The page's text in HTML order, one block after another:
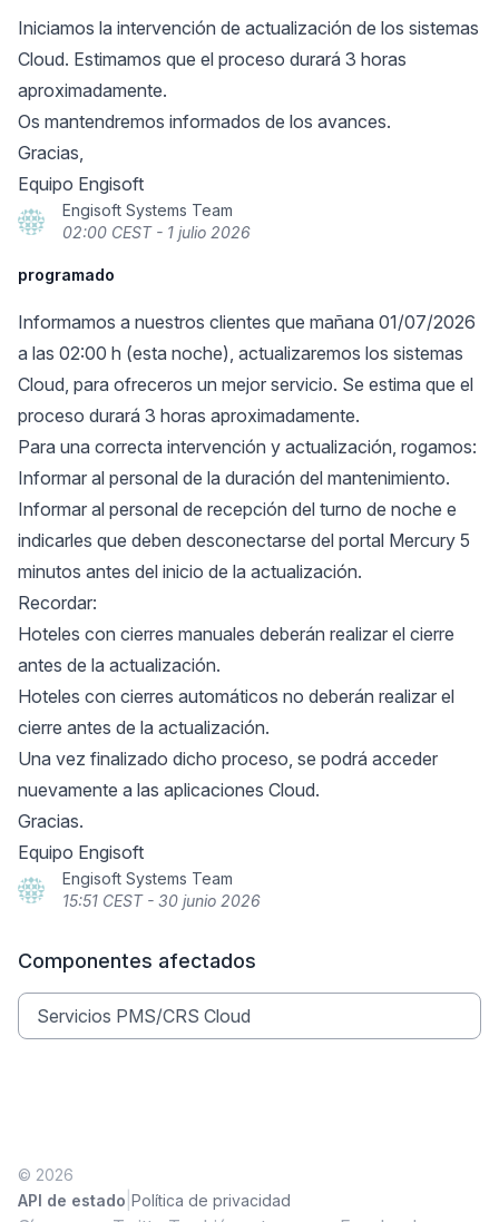
Iniciamos la intervención de actualización de los sistemas
Cloud. Estimamos que el proceso durará 3 horas
aproximadamente.
Os mantendremos informados de los avances.
Gracias,
Equipo Engisoft
Engisoft Systems Team
02:00 CEST - 1 julio 2026
programado
Informamos a nuestros clientes que mañana 01/07/2026
a las 02:00 h (esta noche), actualizaremos los sistemas
Cloud, para ofreceros un mejor servicio. Se estima que el
proceso durará 3 horas aproximadamente.
Para una correcta intervención y actualización, rogamos:
Informar al personal de la duración del mantenimiento.
Informar al personal de recepción del turno de noche e
indicarles que deben desconectarse del portal Mercury 5
minutos antes del inicio de la actualización.
Recordar:
Hoteles con cierres manuales deberán realizar el cierre
antes de la actualización.
Hoteles con cierres automáticos no deberán realizar el
cierre antes de la actualización.
Una vez finalizado dicho proceso, se podrá acceder
nuevamente a las aplicaciones Cloud.
Gracias.
Equipo Engisoft
Engisoft Systems Team
15:51 CEST - 30 junio 2026
Componentes afectados
Servicios PMS/CRS Cloud
© 2026
API de estado Política de privacidad